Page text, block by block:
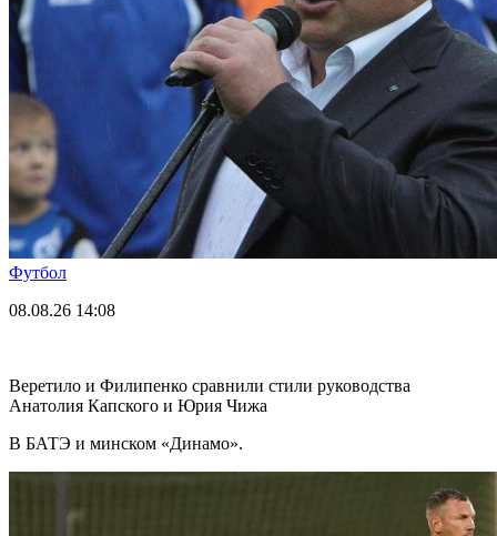
Футбол
08.08.26 14:08
Веретило и Филипенко сравнили стили руководства
Анатолия Капского и Юрия Чижа
В БАТЭ и минском «Динамо».